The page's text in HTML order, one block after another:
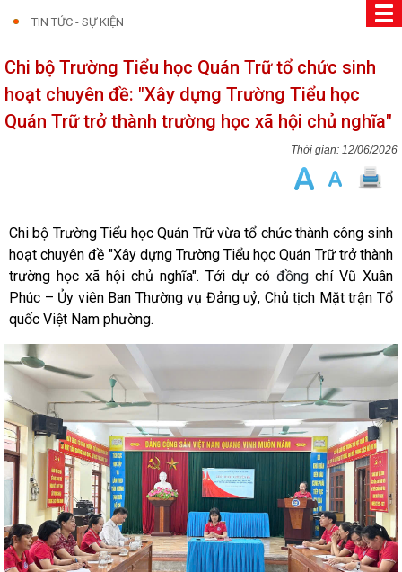
TIN TỨC - SỰ KIỆN
Chi bộ Trường Tiểu học Quán Trữ tổ chức sinh
hoạt chuyên đề: "Xây dựng Trường Tiểu học
Quán Trữ trở thành trường học xã hội chủ nghĩa"
12/06/2026
Chi bộ Trường Tiểu học Quán Trữ vừa tổ chức thành công sinh
hoạt chuyên đề "Xây dựng Trường Tiểu học Quán Trữ trở thành
trường học xã hội chủ nghĩa". Tới dự có đồng chí Vũ Xuân
Phúc – Ủy viên Ban Thường vụ Đảng uỷ, Chủ tịch Mặt trận Tổ
quốc Việt Nam phường.